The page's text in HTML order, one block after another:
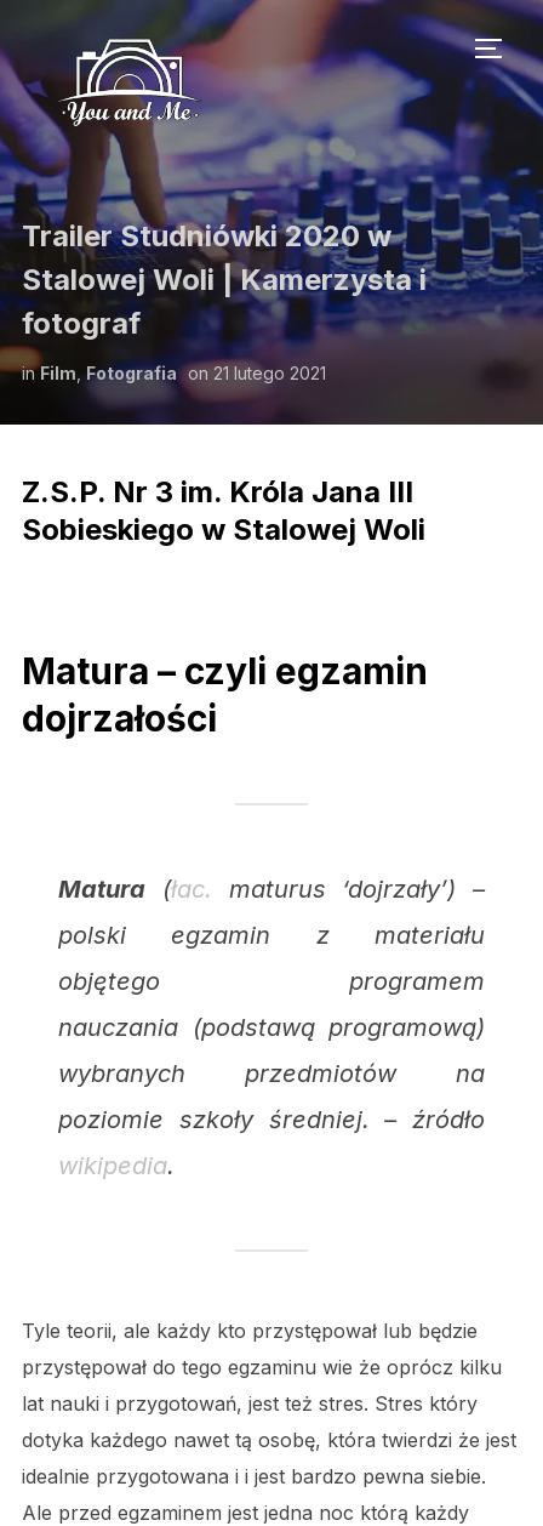
Trailer Studniówki 2020 w
Stalowej Woli | Kamerzysta i
fotograf
inFilm Fotografia on 21 lutego 2021
Z.S.P. Nr 3 im. Króla Jana III
Sobieskiego w Stalowej Woli
Matura – czyli egzamin
dojrzałości
Matura(łac. maturus ‘dojrzały’) –
polski egzamin z materiału
objętego programem
nauczania (podstawą programową)
wybranych przedmiotów na
poziomie szkoły średniej. – źródło
wikipedia.
Tyle teorii, ale każdy kto przystępował lub będzie
przystępował do tego egzaminu wie że oprócz kilku
lat nauki i przygotowań, jest też stres. Stres który
dotyka każdego nawet tą osobę, która twierdzi że jest
idealnie przygotowana i i jest bardzo pewna siebie.
Ale przed egzaminem jest jedna noc którą każdy